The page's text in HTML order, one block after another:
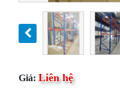
Giá: Liên hệ